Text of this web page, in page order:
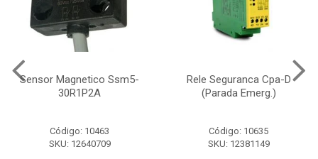
Sensor Magnetico Ssm5-
30R1P2A
Código: 10463
SKU: 12640709
Rele Seguranca Cpa-D
(Parada Emerg.)
Código: 10635
SKU: 12381149